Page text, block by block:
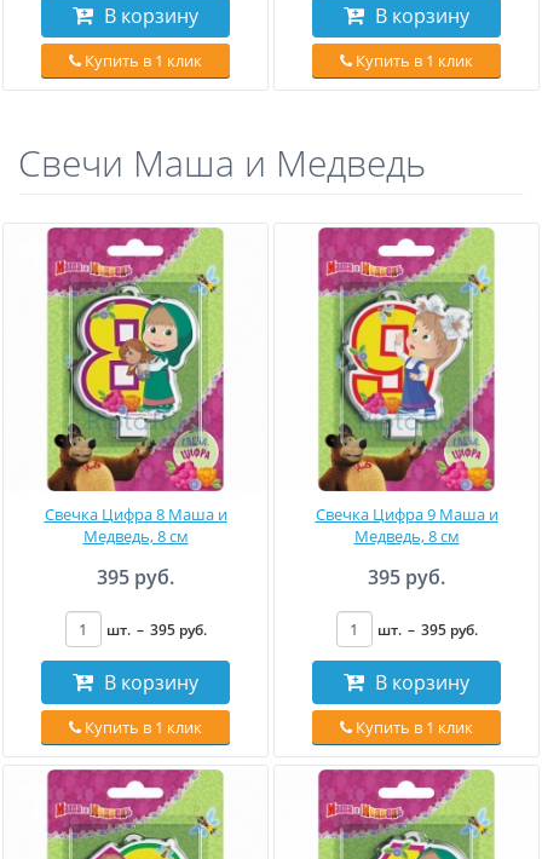
В корзину
Купить в 1 клик
В корзину
Купить в 1 клик
Свечи Маша и Медведь
Свечка Цифра 8 Маша и
Медведь, 8 см
395 руб.
шт. – 395 руб.
В корзину
Купить в 1 клик
Свечка Цифра 9 Маша и
Медведь, 8 см
395 руб.
шт. – 395 руб.
В корзину
Купить в 1 клик